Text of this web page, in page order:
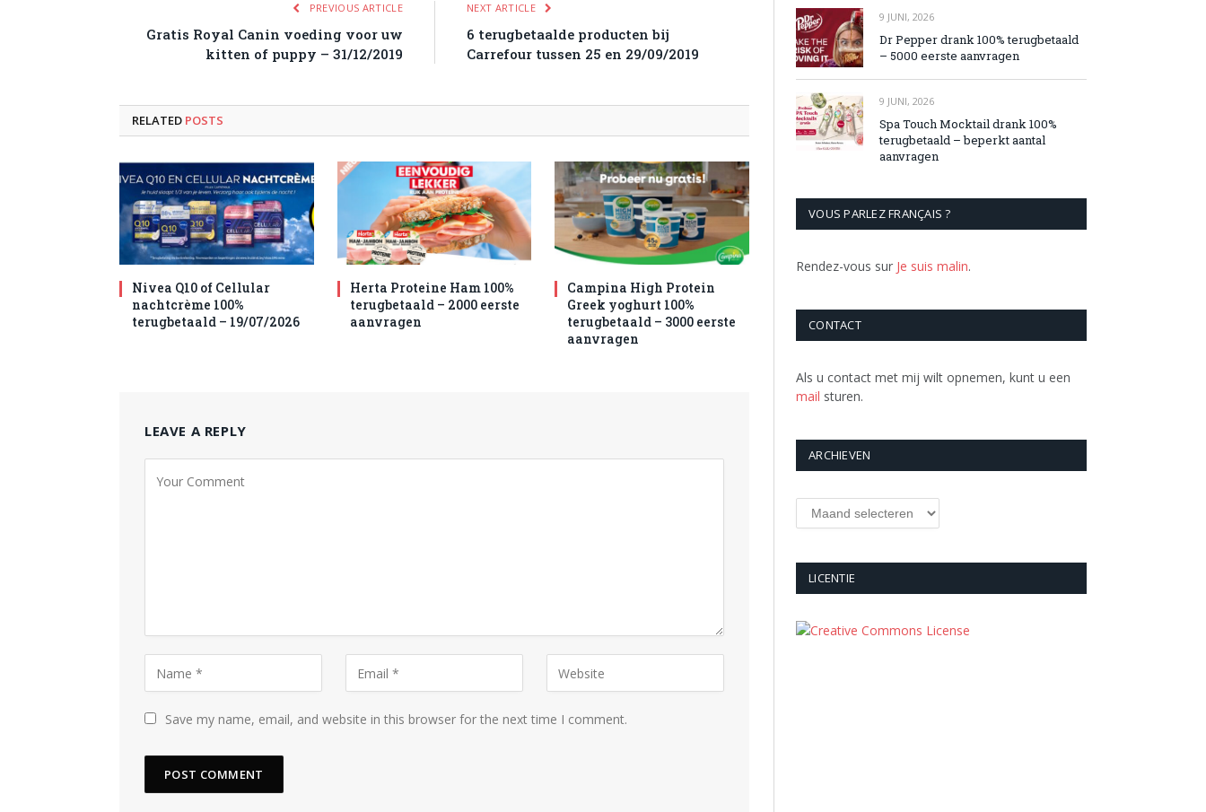
PREVIOUS ARTICLE
Gratis Royal Canin voeding voor uw
kitten of puppy – 31/12/2019
NEXT ARTICLE
6 terugbetaalde producten bij
Carrefour tussen 25 en 29/09/2019
RELATED POSTS
Nivea Q10 of Cellular
nachtcrème 100%
terugbetaald – 19/07/2026
Herta Proteine Ham 100%
terugbetaald – 2000 eerste
aanvragen
Campina High Protein
Greek yoghurt 100%
terugbetaald – 3000 eerste
aanvragen
LEAVE A REPLY
Save my name, email, and website in this browser for the next time I comment.
9 JUNI, 2026
Dr Pepper drank 100% terugbetaald
– 5000 eerste aanvragen
9 JUNI, 2026
Spa Touch Mocktail drank 100%
terugbetaald – beperkt aantal
aanvragen
VOUS PARLEZ FRANÇAIS ?
Rendez-vous sur Je suis malin.
CONTACT
Als u contact met mij wilt opnemen, kunt u een
mail sturen.
ARCHIEVEN
LICENTIE